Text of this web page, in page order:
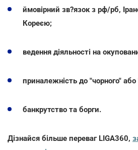
ймовірний зв?язок з рф/рб,
Кореєю;
ведення діяльності на
приналежність до "чорного" або
банкрутство та борги.
Дізнайся більше переваг LIGA360,